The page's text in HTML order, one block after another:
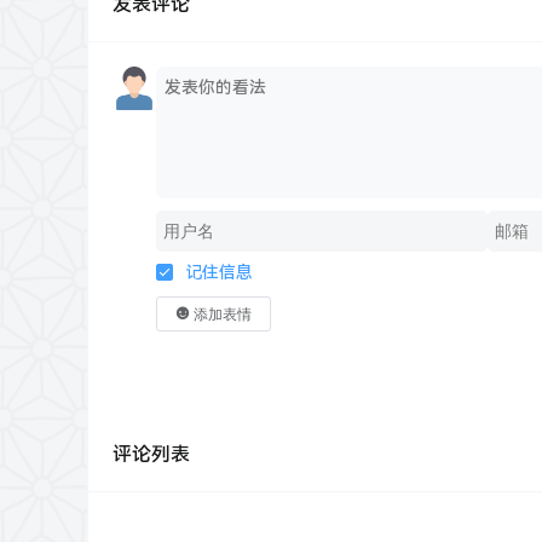
记住信息
添加表情
评论列表